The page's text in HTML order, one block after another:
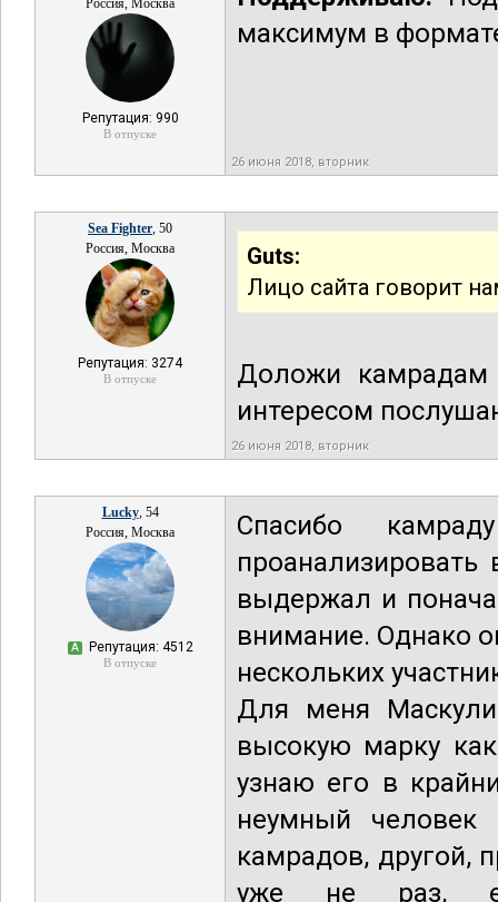
Россия, Москва
Репутация: 990
В отпуске
максимум в
26 июня 2018, вторник
Sea Fighter, 50
Россия, Москва
Репутация: 3274
В отпуске
Guts:
Лицо сайта говорит
Доложи камрадам
интересом
26 июня 2018, вторник
Lucky, 54
Россия, Москва
А Репутация: 4512
В отпуске
Спасибо
выдержал и
внимание. Однако
нескольких
Для меня
высокую марку
узнаю его в
неумный человек
камрадов, другой,
уже не раз,